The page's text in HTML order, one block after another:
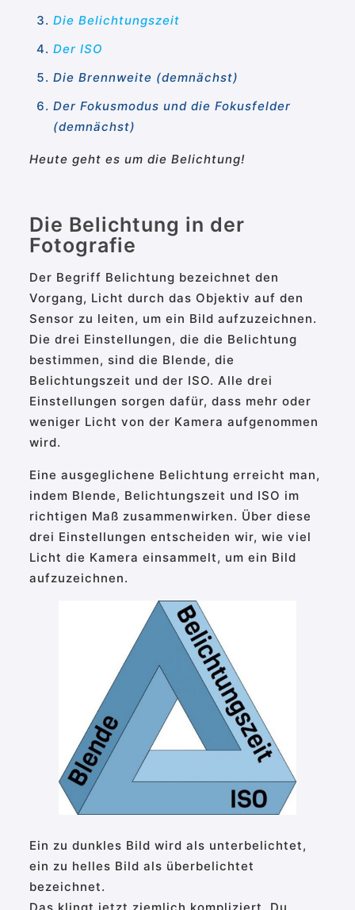
Die Belichtungszeit
Der ISO
Die Brennweite (demnächst)
Der Fokusmodus und die Fokusfelder
(demnächst)
Heute geht es um die Belichtung!
Die Belichtung in der
Fotografie
Der Begriff Belichtung bezeichnet den
Vorgang, Licht durch das Objektiv auf den
Sensor zu leiten, um ein Bild aufzuzeichnen.
Die drei Einstellungen, die die Belichtung
bestimmen, sind die Blende, die
Belichtungszeit und der ISO. Alle drei
Einstellungen sorgen dafür, dass mehr oder
weniger Licht von der Kamera aufgenommen
wird.
Eine ausgeglichene Belichtung erreicht man,
indem Blende, Belichtungszeit und ISO im
richtigen Maß zusammenwirken. Über diese
drei Einstellungen entscheiden wir, wie viel
Licht die Kamera einsammelt, um ein Bild
aufzuzeichnen.
Ein zu dunkles Bild wird als unterbelichtet,
ein zu helles Bild als überbelichtet
bezeichnet.